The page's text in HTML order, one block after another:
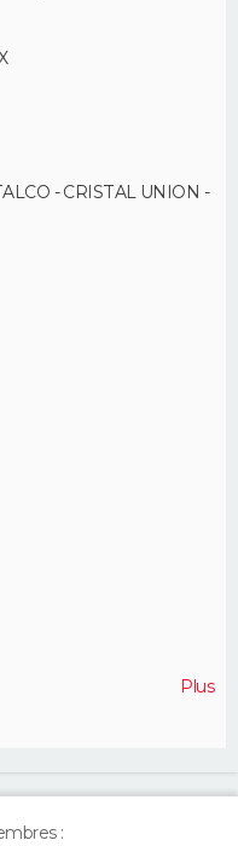
- CRISTAL UNION -
Plus
: